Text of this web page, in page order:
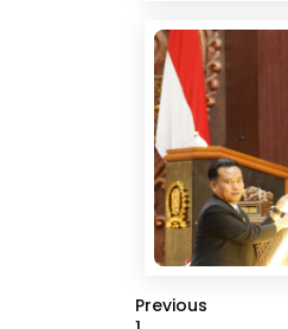
Previous